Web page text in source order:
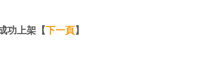
功上架【下一頁】